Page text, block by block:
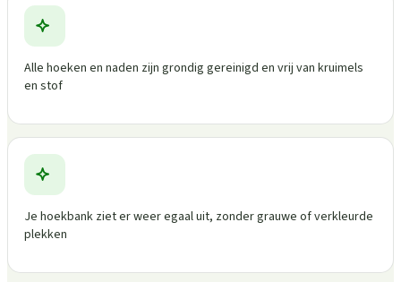
Alle hoeken en naden zijn grondig gereinigd en vrij van kruimels
en stof
Je hoekbank ziet er weer egaal uit, zonder grauwe of verkleurde
plekken